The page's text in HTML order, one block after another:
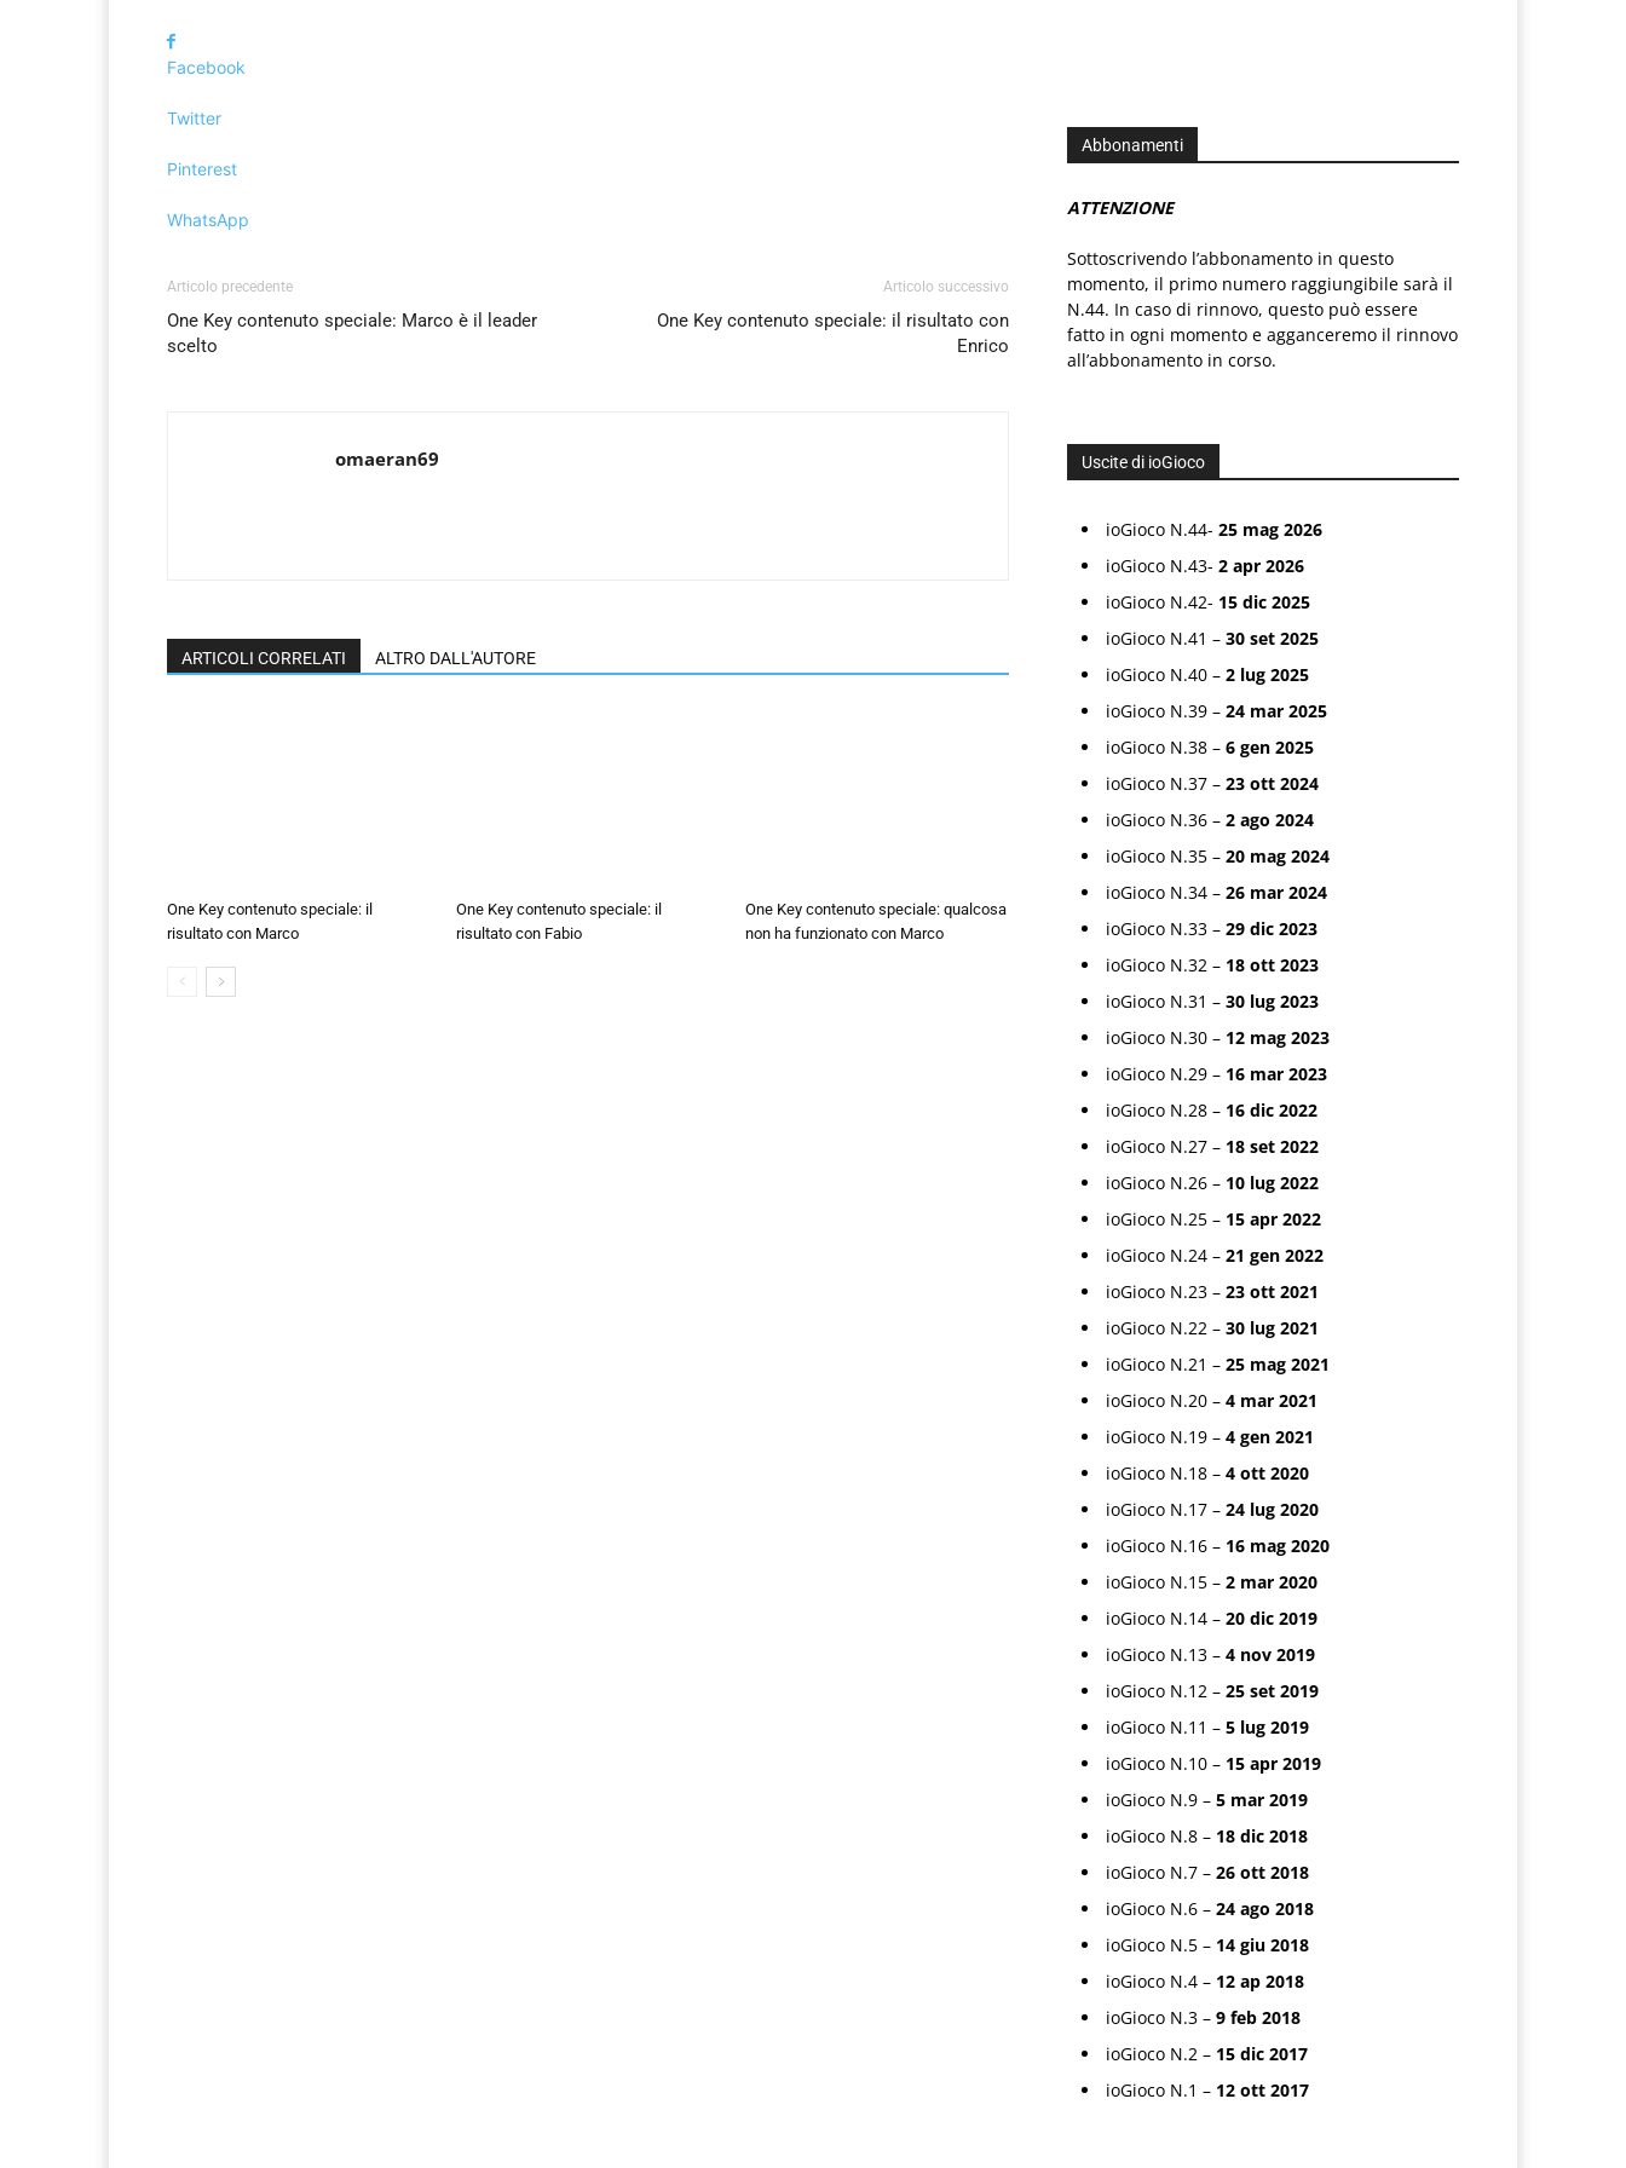
Facebook
Twitter
Pinterest
WhatsApp
Articolo precedente
One Key contenuto speciale: Marco è il leader
scelto
Articolo successivo
One Key contenuto speciale: il risultato con
Enrico
omaeran69
ARTICOLI CORRELATI ALTRO DALL'AUTORE
One Key contenuto speciale: il
risultato con Marco
One Key contenuto speciale: il
risultato con Fabio
One Key contenuto speciale: qualcosa
non ha funzionato con Marco
Abbonamenti
ATTENZIONE
Sottoscrivendo l’abbonamento in questo
momento, il primo numero raggiungibile sarà il
N.44. In caso di rinnovo, questo può essere
fatto in ogni momento e agganceremo il rinnovo
all’abbonamento in corso.
Uscite di ioGioco
ioGioco N.44- 25 mag 2026
ioGioco N.43- 2 apr 2026
ioGioco N.42- 15 dic 2025
ioGioco N.41 – 30 set 2025
ioGioco N.40 – 2 lug 2025
ioGioco N.39 – 24 mar 2025
ioGioco N.38 – 6 gen 2025
ioGioco N.37 – 23 ott 2024
ioGioco N.36 – 2 ago 2024
ioGioco N.35 – 20 mag 2024
ioGioco N.34 – 26 mar 2024
ioGioco N.33 – 29 dic 2023
ioGioco N.32 – 18 ott 2023
ioGioco N.31 – 30 lug 2023
ioGioco N.30 – 12 mag 2023
ioGioco N.29 – 16 mar 2023
ioGioco N.28 – 16 dic 2022
ioGioco N.27 – 18 set 2022
ioGioco N.26 – 10 lug 2022
ioGioco N.25 – 15 apr 2022
ioGioco N.24 – 21 gen 2022
ioGioco N.23 – 23 ott 2021
ioGioco N.22 – 30 lug 2021
ioGioco N.21 – 25 mag 2021
ioGioco N.20 – 4 mar 2021
ioGioco N.19 – 4 gen 2021
ioGioco N.18 – 4 ott 2020
ioGioco N.17 – 24 lug 2020
ioGioco N.16 – 16 mag 2020
ioGioco N.15 – 2 mar 2020
ioGioco N.14 – 20 dic 2019
ioGioco N.13 – 4 nov 2019
ioGioco N.12 – 25 set 2019
ioGioco N.11 – 5 lug 2019
ioGioco N.10 – 15 apr 2019
ioGioco N.9 – 5 mar 2019
ioGioco N.8 – 18 dic 2018
ioGioco N.7 – 26 ott 2018
ioGioco N.6 – 24 ago 2018
ioGioco N.5 – 14 giu 2018
ioGioco N.4 – 12 ap 2018
ioGioco N.3 – 9 feb 2018
ioGioco N.2 – 15 dic 2017
ioGioco N.1 – 12 ott 2017